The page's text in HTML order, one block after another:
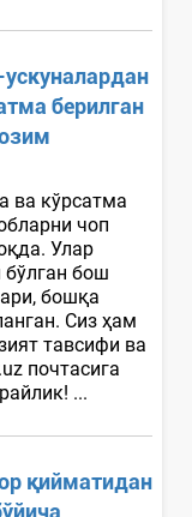
берилган
ва кўрсатма
чоп
Улар
бош
бошқа
Сиз ҳам
тавсифи ва
почтасига
...
қийматидан